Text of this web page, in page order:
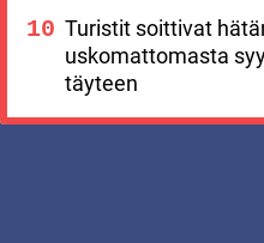
Turistit soittivat
uskomattomasta
täyteen